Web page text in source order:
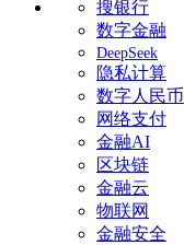
搜银行
数字金融
DeepSeek
隐私计算
数字人民币
网络支付
金融AI
区块链
金融云
物联网
金融安全